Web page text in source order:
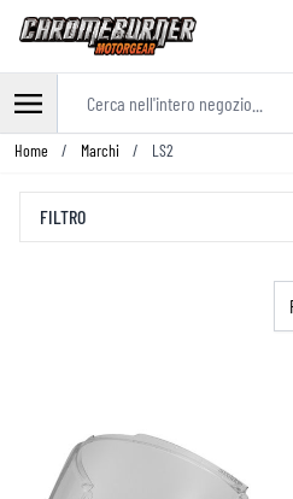
Salta al contenuto
Home / Marchi / LS2
FILTRO